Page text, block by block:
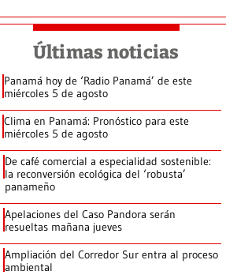
Últimas noticias
Panamá hoy de ‘Radio Panamá’ de este
miércoles 5 de agosto
Clima en Panamá: Pronóstico para este
miércoles 5 de agosto
De café comercial a especialidad sostenible:
la reconversión ecológica del ‘robusta’
panameño
Apelaciones del Caso Pandora serán
resueltas mañana jueves
Ampliación del Corredor Sur entra al proceso
ambiental